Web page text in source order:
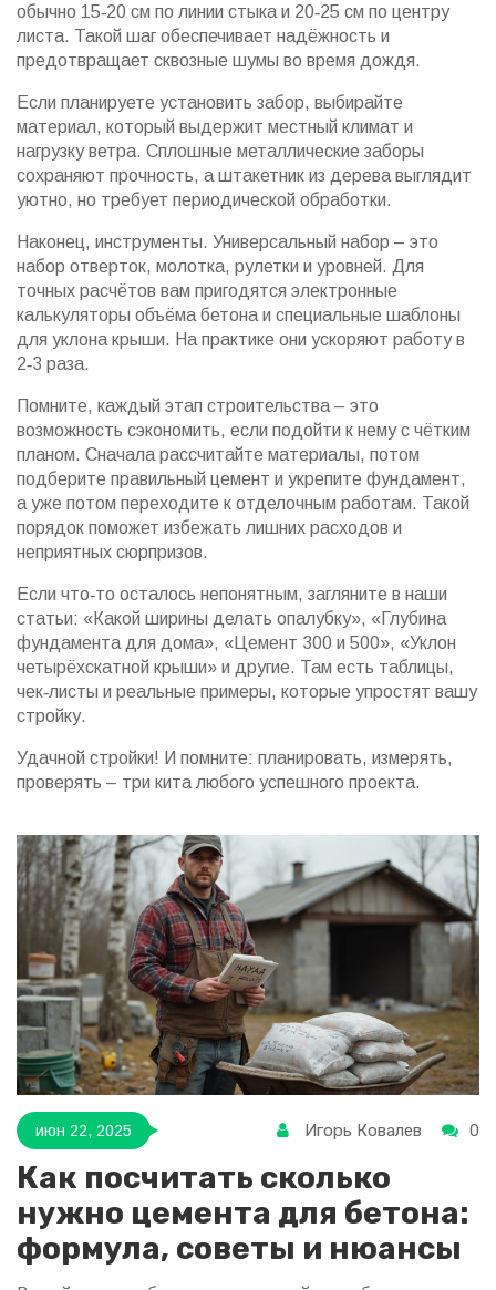
обычно 15‑20 см по линии стыка и 20‑25 см по центру
листа. Такой шаг обеспечивает надёжность и
предотвращает сквозные шумы во время дождя.
Если планируете установить забор, выбирайте
материал, который выдержит местный климат и
нагрузку ветра. Сплошные металлические заборы
сохраняют прочность, а штакетник из дерева выглядит
уютно, но требует периодической обработки.
Наконец, инструменты. Универсальный набор – это
набор отверток, молотка, рулетки и уровней. Для
точных расчётов вам пригодятся электронные
калькуляторы объёма бетона и специальные шаблоны
для уклона крыши. На практике они ускоряют работу в
2‑3 раза.
Помните, каждый этап строительства – это
возможность сэкономить, если подойти к нему с чётким
планом. Сначала рассчитайте материалы, потом
подберите правильный цемент и укрепите фундамент,
а уже потом переходите к отделочным работам. Такой
порядок поможет избежать лишних расходов и
неприятных сюрпризов.
Если что‑то осталось непонятным, загляните в наши
статьи: «Какой ширины делать опалубку», «Глубина
фундамента для дома», «Цемент 300 и 500», «Уклон
четырёхскатной крыши» и другие. Там есть таблицы,
чек‑листы и реальные примеры, которые упростят вашу
стройку.
Удачной стройки! И помните: планировать, измерять,
проверять – три кита любого успешного проекта.
июн 22, 2025 Игорь Ковалев 0
Как посчитать сколько
нужно цемента для бетона:
формула, советы и нюансы